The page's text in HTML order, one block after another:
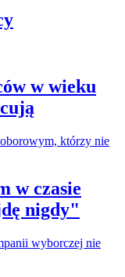
w wieku
w czasie
nigdy"